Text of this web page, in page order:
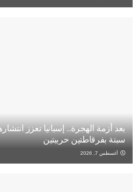
بعد أزمة الهجرة.. إسبانيا تعزز
سبتة بفرقاطتين حربيتين
أغسطس 7, 2026